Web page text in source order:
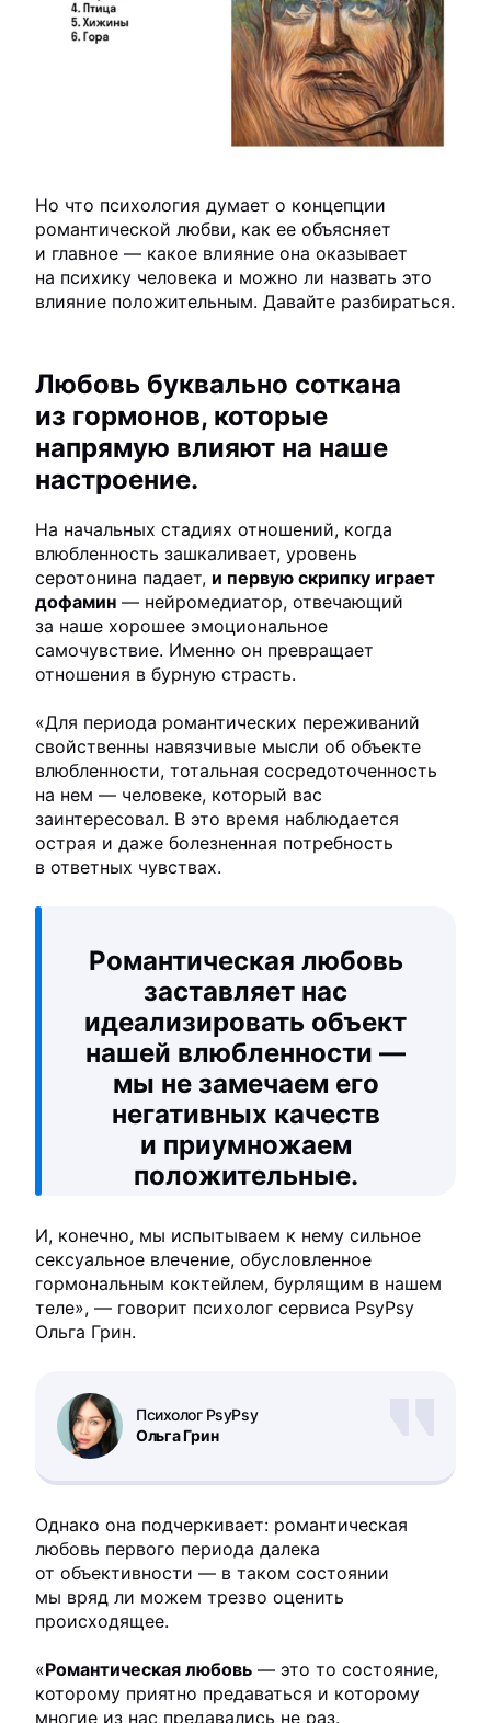
Но что психология думает о концепции
романтической любви, как ее объясняет
и главное — какое влияние она оказывает
на психику человека и можно ли назвать это
влияние положительным. Давайте разбираться.
Любовь буквально соткана
из гормонов, которые
напрямую влияют на наше
настроение.
На начальных стадиях отношений, когда
влюбленность зашкаливает, уровень
серотонина падает, и первую скрипку играет
дофамин — нейромедиатор, отвечающий
за наше хорошее эмоциональное
самочувствие. Именно он превращает
отношения в бурную страсть.
«Для периода романтических переживаний
свойственны навязчивые мысли об объекте
влюбленности, тотальная сосредоточенность
на нем — человеке, который вас
заинтересовал. В это время наблюдается
острая и даже болезненная потребность
в ответных чувствах.
Романтическая любовь
заставляет нас
идеализировать объект
нашей влюбленности —
мы не замечаем его
негативных качеств
и приумножаем
положительные.
И, конечно, мы испытываем к нему сильное
сексуальное влечение, обусловленное
гормональным коктейлем, бурлящим в нашем
теле», — говорит психолог сервиса PsyPsy
Ольга Грин.
Ольга Грин
Психолог PsyPsy
Однако она подчеркивает: романтическая
любовь первого периода далека
от объективности — в таком состоянии
мы вряд ли можем трезво оценить
происходящее.
«Романтическая любовь — это то состояние,
которому приятно предаваться и которому
многие из нас предавались не раз.